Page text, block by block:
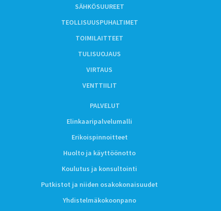
SÄHKÖSUUREET
TEOLLISUUSPUHALTIMET
TOIMILAITTEET
TULISUOJAUS
VIRTAUS
VENTTIILIT
PALVELUT
Elinkaaripalvelumalli
Erikoispinnoitteet
Huolto ja käyttöönotto
Koulutus ja konsultointi
Putkistot ja niiden osakokonaisuudet
Yhdistelmäkokoonpano